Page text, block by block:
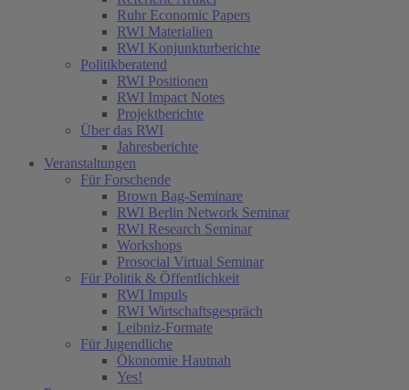
Ruhr Economic Papers
RWI Materialien
RWI Konjunkturberichte
Politikberatend
RWI Positionen
RWI Impact Notes
Projektberichte
Über das RWI
Jahresberichte
Veranstaltungen
Für Forschende
Brown Bag-Seminare
RWI Berlin Network Seminar
RWI Research Seminar
Workshops
Prosocial Virtual Seminar
Für Politik & Öffentlichkeit
RWI Impuls
RWI Wirtschaftsgespräch
Leibniz-Formate
Für Jugendliche
Ökonomie Hautnah
Yes!